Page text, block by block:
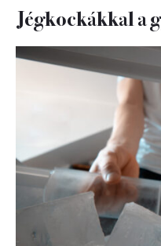
Jégkockákkal a